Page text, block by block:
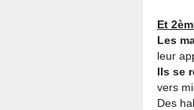
Et
Les
leur
Ils se
vers
Des